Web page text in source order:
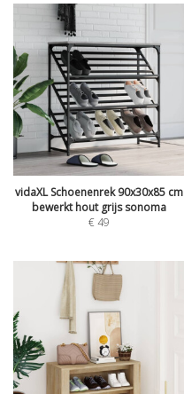
vidaXL Schoenenrek 90x30x85 cm
bewerkt hout grijs sonoma
€49